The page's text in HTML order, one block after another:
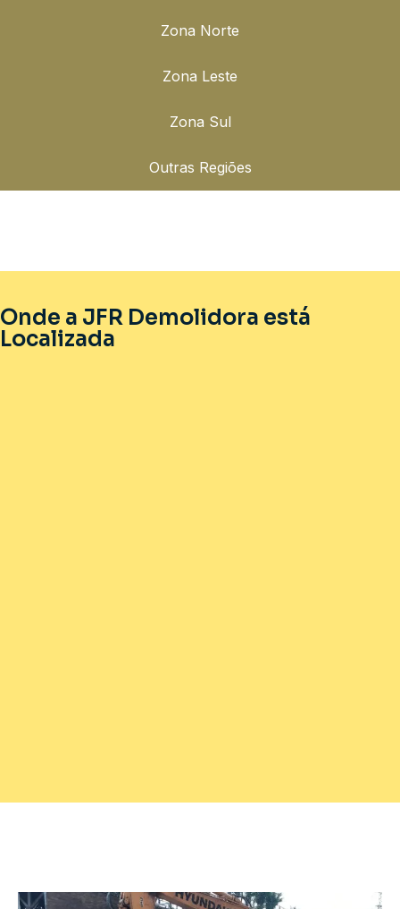
Zona Norte
Zona Leste
Zona Sul
Outras Regiões
Onde a JFR Demolidora está
Localizada